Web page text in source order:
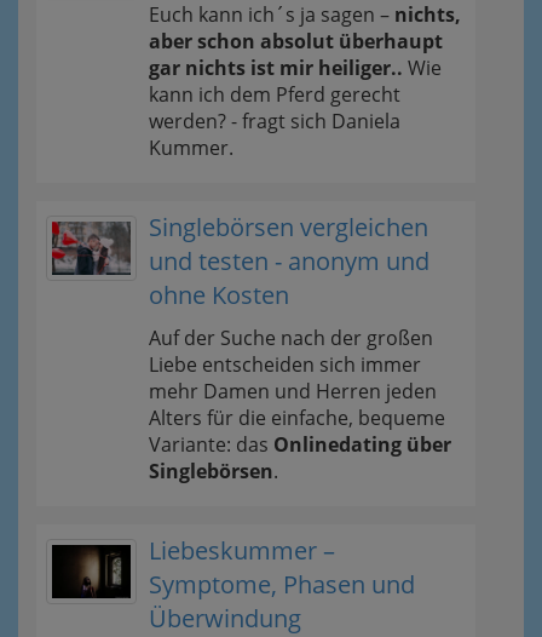
Euch kann ich´s ja sagen – nichts,
aber schon absolut überhaupt
gar nichts ist mir heiliger.. Wie
kann ich dem Pferd gerecht
werden? - fragt sich Daniela
Kummer.
Singlebörsen vergleichen
und testen - anonym und
ohne Kosten
Auf der Suche nach der großen
Liebe entscheiden sich immer
mehr Damen und Herren jeden
Alters für die einfache, bequeme
Variante: das Onlinedating über
Singlebörsen.
Liebeskummer –
Symptome, Phasen und
Überwindung